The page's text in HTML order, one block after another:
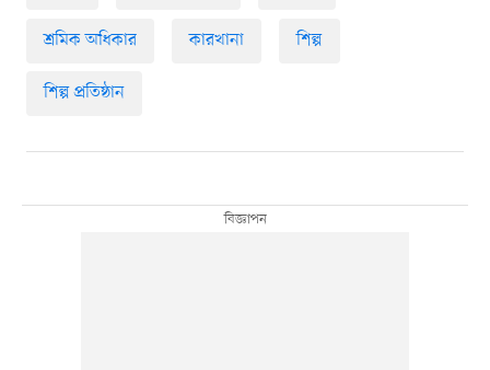
শ্রমিক অধিকার কারখানা শিল্প
শিল্প প্রতিষ্ঠান